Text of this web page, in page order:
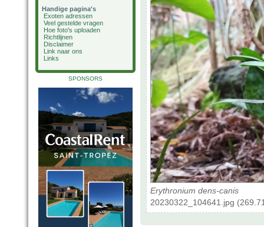
Handige pagina's
Exoten adressen
Veel gestelde vragen
Hoe foto's uploaden
Richtlijnen
Disclaimer
Link naar ons
Links
SPONSORS
Erythronium dens-canis
20230322_104641.jpg